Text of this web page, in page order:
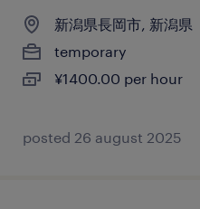
新潟県長岡市, 新潟県
temporary
¥1400.00 per hour
posted 26 august 2025